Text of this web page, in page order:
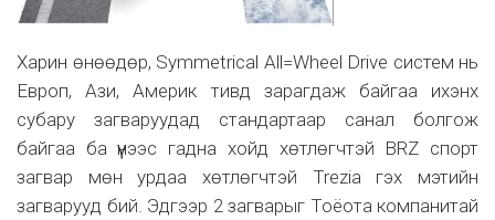
Харин өнөөдөр, Symmetrical All=Wheel Drive систем нь
Европ, Ази, Америк тивд зарагдаж байгаа ихэнх
субару загваруудад стандартаар санал болгож
байгаа ба үүнээс гадна хойд хөтлөгчтэй BRZ спорт
загвар мөн урдаа хөтлөгчтэй Trezia гэх мэтийн
загварууд бий. Эдгээр 2 загварыг Тоёота компанитай